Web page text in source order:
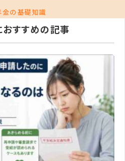
金の基礎知識
すすめの記事